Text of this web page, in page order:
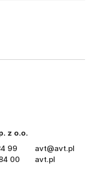
z o.o.
99
00
avt@avt.pl
avt.pl